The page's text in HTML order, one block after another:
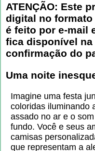
ATENÇÃO: Este
digital no formato
é feito por e-mail
fica disponível na
confirmação do
Uma noite
Imagine uma festa
coloridas iluminando
assado no ar e o
fundo. Você e seus
camisas
que representam a